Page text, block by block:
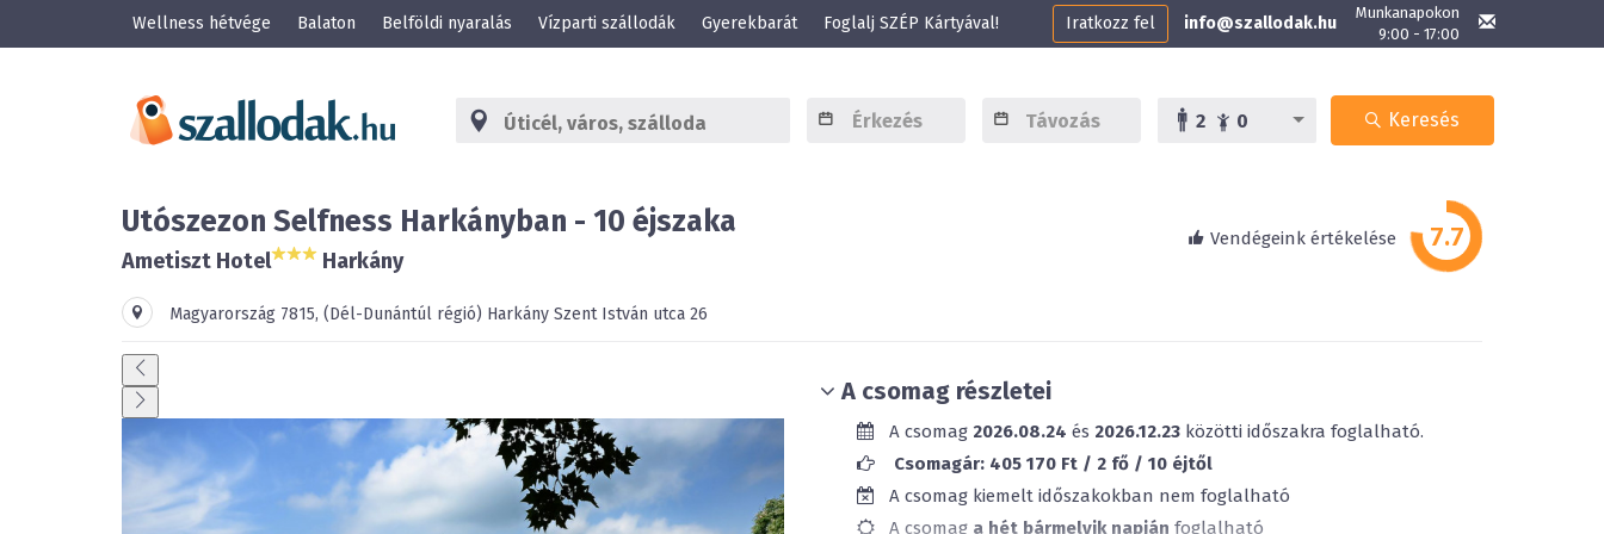
Wellness hétvége Balaton Belföldi nyaralás Vízparti szállodák Gyerekbarát Foglalj SZÉP Kártyával! Iratkozz fel info@szallodak.hu
Munkanapokon
9:00 - 17:00
2 0 Keresés
Utószezon Selfness Harkányban - 10 éjszaka
Ametiszt Hotel Harkány
Vendégeink értékelése
Magyarország 7815, (Dél-Dunántúl régió) Harkány Szent István utca 26
A csomag részletei
A csomag 2026.08.24 és 2026.12.23 közötti időszakra foglalható.
Csomagár: 405 170 Ft / 2 fő / 10 éjtől
A csomag kiemelt időszakokban nem foglalható
A csomag a hét bármelyik napján foglalható